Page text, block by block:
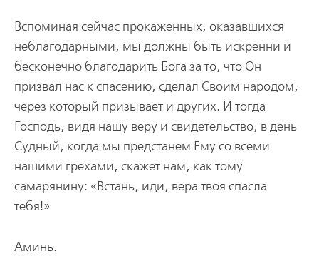
Вспоминая сейчас прокаженных, оказавшихся
неблагодарными, мы должны быть искренни и
бесконечно благодарить Бога за то, что Он
призвал нас к спасению, сделал Своим народом,
через который призывает и других. И тогда
Господь, видя нашу веру и свидетельство, в день
Судный, когда мы предстанем Ему со всеми
нашими грехами, скажет нам, как тому
самарянину: «Встань, иди, вера твоя спасла
тебя!»
Аминь.